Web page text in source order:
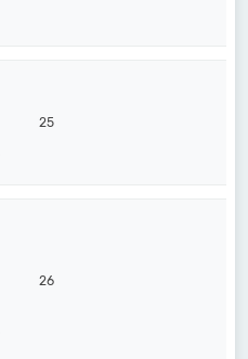
25
26